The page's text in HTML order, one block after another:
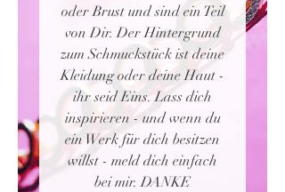
oder Brust und sind ein Teil
von Dir. Der Hintergrund
zum Schmuckstück ist deine
Kleidung oder deine Haut -
ihr seid Eins. Lass dich
inspirieren - und wenn du
ein Werk für dich besitzen
willst - meld dich einfach
bei mir. DANKE